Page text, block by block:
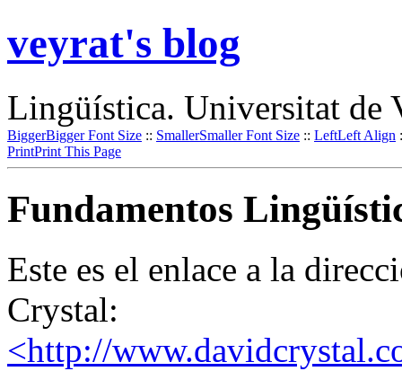
veyrat's blog
Lingüística. Universitat de
BiggerBigger Font Size :: SmallerSmaller Font Size :: LeftLeft Align
PrintPrint This Page
Fundamentos
Este es el enlace a la
Crystal:
<http://